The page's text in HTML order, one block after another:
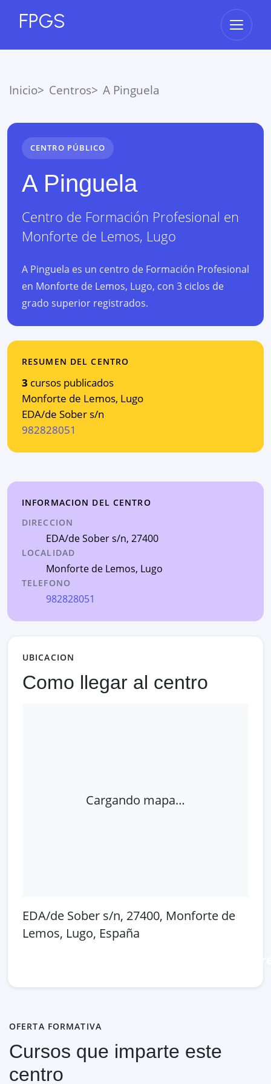
FPGS Abrir
Inicio Centros A Pinguela
CENTRO PÚBLICO
A Pinguela
Centro de Formación Profesional en
Monforte de Lemos, Lugo
A Pinguela es un centro de Formación Profesional
en Monforte de Lemos, Lugo, con 3 ciclos de
grado superior registrados.
RESUMEN DEL CENTRO
3 cursos publicados
Monforte de Lemos, Lugo
EDA/de Sober s/n
982828051
INFORMACION DEL CENTRO
DIRECCION
EDA/de Sober s/n, 27400
LOCALIDAD
Monforte de Lemos, Lugo
TELEFONO
982828051
UBICACION
Como llegar al centro
Cargando mapa…
EDA/de Sober s/n, 27400, Monforte de
Lemos, Lugo, España
OFERTA FORMATIVA
Cursos que imparte este
centro